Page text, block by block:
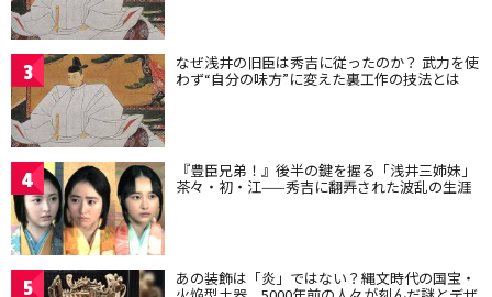
3 なぜ浅井の旧臣は秀吉に従ったのか？ 武力を使
わず“自分の味方”に変えた裏工作の技法とは
4 『豊臣兄弟！』後半の鍵を握る「浅井三姉妹」
茶々・初・江——秀吉に翻弄された波乱の生涯
5 あの装飾は「炎」ではない？縄文時代の国宝・